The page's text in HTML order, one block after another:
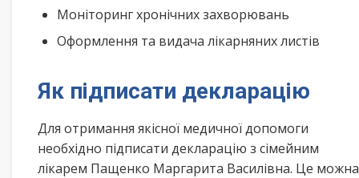
Моніторинг хронічних захворювань
Оформлення та видача лікарняних листів
Як підписати декларацію
Для отримання якісної медичної допомоги
необхідно підписати декларацію з сімейним
лікарем Пащенко Маргарита Василівна. Це можна